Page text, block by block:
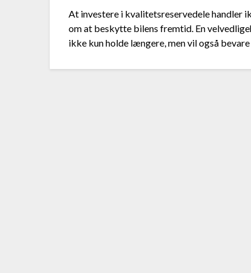
At investere i kvalitetsreservedele handler
om at beskytte bilens fremtid. En
ikke kun holde længere, men vil også